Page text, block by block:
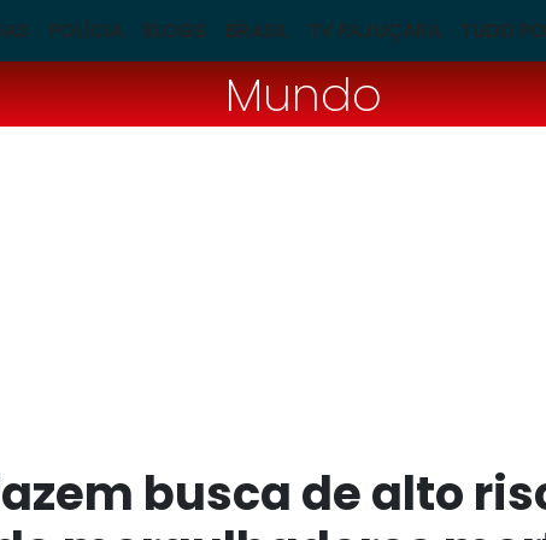
POLÍCIA BLOGS BRASIL TV PAJUÇARA TUDO
Mundo
busca de alto